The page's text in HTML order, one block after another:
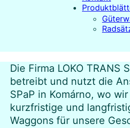
Die Firma LOKO TRANS
betreibt und nutzt die
SPaP in Komárno, wo
kurzfristige und
Waggons für unsere